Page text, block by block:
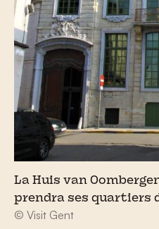
La Huis van
prendra ses quartiers
© Visit Gent